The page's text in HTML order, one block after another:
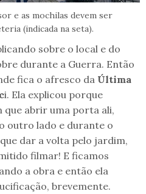
e as mochilas devem ser
(indicada na seta).
sobre o local e do
durante a Guerra. Então
fica o afresco da Última
i. Ela explicou porque
que abrir uma porta ali,
outro lado e durante o
dar a volta pelo jardim,
filmar! E ficamos
a obra e então ela
brevemente.